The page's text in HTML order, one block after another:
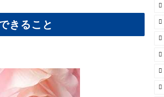
きること